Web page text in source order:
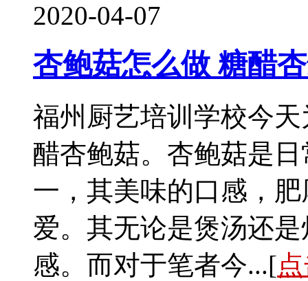
2020-04-07
杏鲍菇怎么做 糖醋
福州厨艺培训学校今
醋杏鲍菇。杏鲍菇是
一，其美味的口感，
爱。其无论是煲汤还
感。而对于笔者今...[